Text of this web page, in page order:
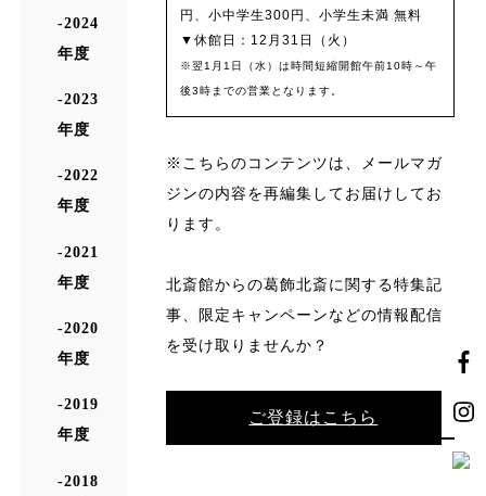
円、小中学生300円、小学生未満 無料
▼休館日：12月31日（火）
※翌1月1日（水）は時間短縮開館午前10時～午
後3時までの営業となります。
※こちらのコンテンツは、メールマガ
ジンの内容を再編集してお届けしてお
ります。
北斎館からの葛飾北斎に関する特集記
事、限定キャンペーンなどの情報配信
を受け取りませんか？
ご登録はこちら
2024
年度
2023
年度
2022
年度
2021
年度
2020
年度
2019
年度
2018